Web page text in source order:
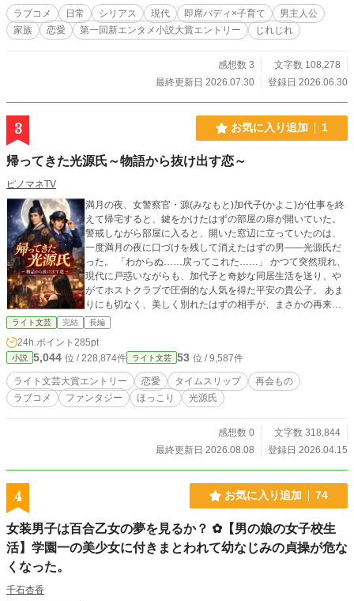
ラブコメ 日常 シリアス 現代 即席バディ×子育て
男主人公
家族
恋愛 第一回新エンタメ小説大賞エントリー じれじれ
感想数 3
文字数 108,278
最終更新日 2026.07.30
登録日 2026.06.30
3 お気に入り追加 1
帰ってきた光源氏～物語から抜け出す恋～
ピノマネTV
満月の夜、女警察官・源(みなもと)加代子(かよこ)が仕事を終
えて帰宅すると、鍵をかけたはずの部屋の扉が開いていた。
警戒しながら部屋に入ると、開いた窓辺に立っていたのは、
一度満月の夜に口づけを残して消えたはずの男――光源氏だ
った。 「わからぬ……戻ってこれた……」 かつて突然現れ、
現代に戸惑いながらも、加代子と奇妙な同居生活を送り、や
がてホストクラブで圧倒的な人気を得た平安の貴公子。 あま
りにも切なく、美しく別れたはずの相手が、まさかの再来。
感動の涙を返せと怒る加代子だったが、再び目の前に現れた
光源氏を前に、胸の高鳴りを抑えられない。 しかも今回の光
源氏は、以前より少しだけ現代に慣れ、相変わらず女たちを
惹きつける天性の魅力は健在。 再びホストクラブに立てば、
初日から店を揺るがす大人気。 シャンパンタワーに指名の
嵐、売上はうなぎのぼり。 だが、どれほど女性たちに囲まれ
ても、光源氏の心が向かう先はただ一人――加代子だけだっ
きれない。 むしろ、一度失ったからこそわかる。 隣にいてほ
しいこと。 帰ってきてほしかったこと。 そして、もう一度失
なのか。 満月の夜に始まり、満月の夜に揺れる、時代を超え
て、甘くて、少し笑えて、最後まで目が離せない。 物語から
抜け出した光源氏と、彼に振り回されながらも惹かれていく
ライト文芸 完結 長編
24h.ポイント 285pt
小説 5,044 位 / 228,874件 ライト文芸 53 位 / 9,587件
ライト文芸大賞エントリー 恋愛 タイムスリップ
再会もの
ラブコメ
ファンタジー ほっこり 光源氏
感想数 0
文字数 318,844
最終更新日 2026.08.08
登録日 2026.04.15
4 お気に入り追加 74
女装男子は百合乙女の夢を見るか？ ✿【男の娘の女子校生
活】学園一の美少女に付きまとわれて幼なじみの貞操が危な
くなった。
千石杏香